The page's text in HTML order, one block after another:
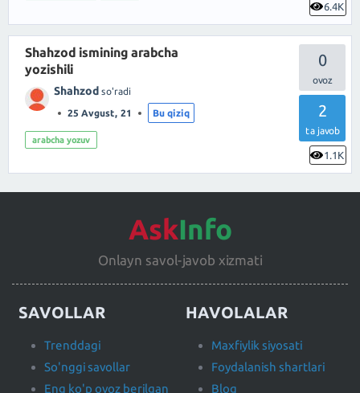
6.4K
0
2
ta javob
1.1K
Shahzod ismining arabcha
yozishili
Shahzod so'radi
25 Avgust, 21 Bu qiziq
arabcha yozuv
AskInfo
Onlayn savol-javob xizmati
SAVOLLAR
Trenddagi
So'nggi savollar
Eng ko'p ovoz berilgan
HAVOLALAR
Maxfiylik siyosati
Foydalanish shartlari
Blog